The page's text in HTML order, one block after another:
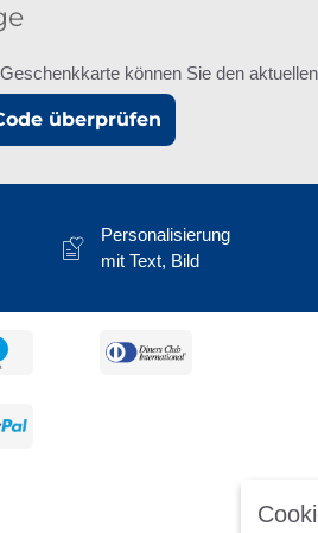
können Sie den
überprüfen
Personalisierung
mit Text, Bild